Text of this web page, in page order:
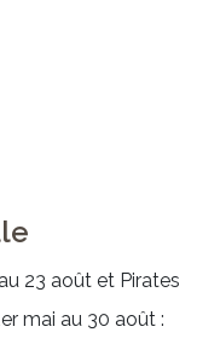
23 août et Pirates
mai au 30 août :